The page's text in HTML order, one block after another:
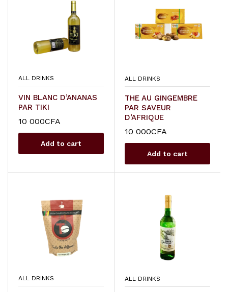
ALL DRINKS
VIN BLANC D’ANANAS
PAR TIKI
10 000CFA
Add to cart
ALL DRINKS
THE AU GINGEMBRE
PAR SAVEUR
D’AFRIQUE
10 000CFA
Add to cart
ALL DRINKS ALL DRINKS